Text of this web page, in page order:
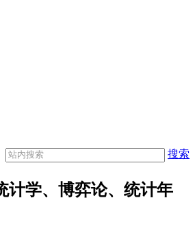
搜索
计学、博弈论、统计年